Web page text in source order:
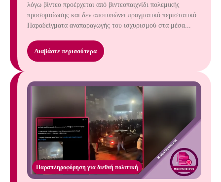
λόγω βίντεο προέρχεται από βιντεοπαιχνίδι πολεμικής
προσομοίωσης και δεν αποτυπώνει πραγματικό περιστατικό.
Παραδείγματα αναπαραγωγής του ισχυρισμού στα μέσα...
Διαβάστε περισσότερα
Παραπληροφόρηση για διεθνή πολιτική